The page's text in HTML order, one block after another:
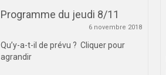
Programme du jeudi 8/11
6 novembre 2018
Qu’y-a-t-il de prévu ? Cliquer pour
agrandir